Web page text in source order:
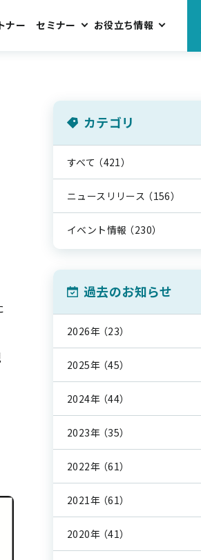
ナー セミナー お役立ち情報
カテゴリ
すべて （421）
ニュースリリース （156）
イベント情報 （230）
過去のお知らせ
2026年 （23）
2025年 （45）
2024年 （44）
2023年 （35）
2022年 （61）
2021年 （61）
2020年 （41）